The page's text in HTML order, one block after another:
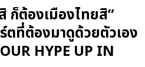
ก็ต้องเมืองไทยสิ”
ตที่ต้องมาดูด้วยตัวเอง
HYPE UP IN